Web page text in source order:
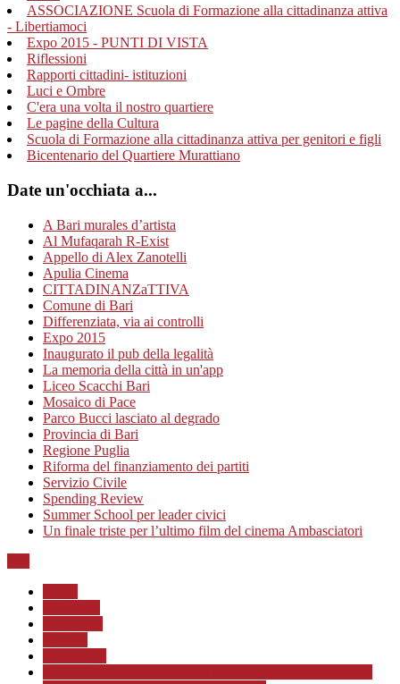
ASSOCIAZIONE Scuola di Formazione alla cittadinanza attiva
- Libertiamoci
Expo 2015 - PUNTI DI VISTA
Riflessioni
Rapporti cittadini- istituzioni
Luci e Ombre
C'era una volta il nostro quartiere
Le pagine della Cultura
Scuola di Formazione alla cittadinanza attiva per genitori e figli
Bicentenario del Quartiere Murattiano
Date un'occhiata a...
A Bari murales d’artista
Al Mufaqarah R-Exist
Appello di Alex Zanotelli
Apulia Cinema
CITTADINANZaTTIVA
Comune di Bari
Differenziata, via ai controlli
Expo 2015
Inaugurato il pub della legalità
La memoria della città in un'app
Liceo Scacchi Bari
Mosaico di Pace
Parco Bucci lasciato al degrado
Provincia di Bari
Regione Puglia
Riforma del finanziamento dei partiti
Servizio Civile
Spending Review
Summer School per leader civici
Un finale triste per l’ultimo film del cinema Ambasciatori